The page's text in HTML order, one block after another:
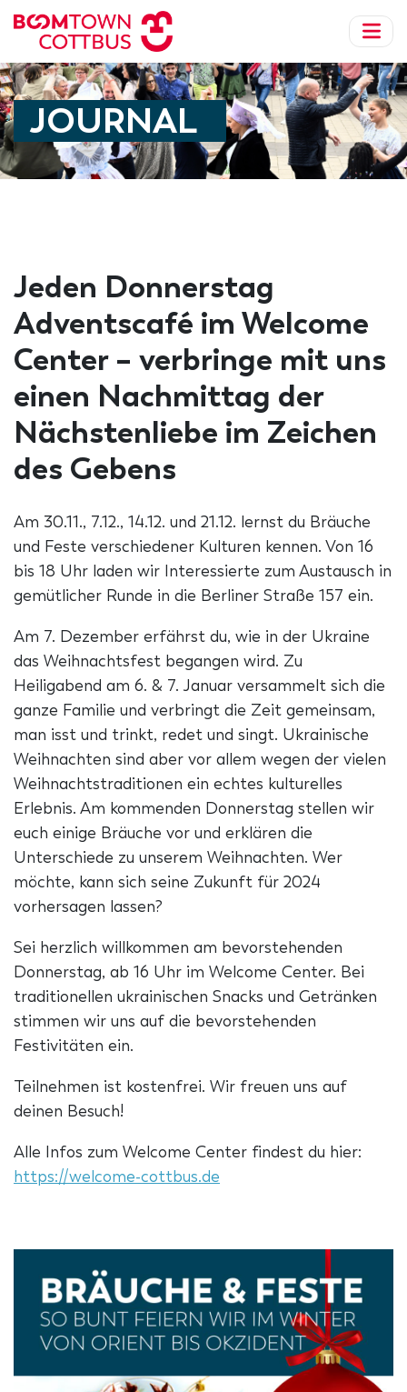
JOURNAL
Jeden Donnerstag
Adventscafé im Welcome
Center – verbringe mit uns
einen Nachmittag der
Nächstenliebe im Zeichen
des Gebens
Am 30.11., 7.12., 14.12. und 21.12. lernst du Bräuche
und Feste verschiedener Kulturen kennen. Von 16
bis 18 Uhr laden wir Interessierte zum Austausch in
gemütlicher Runde in die Berliner Straße 157 ein.
Am 7. Dezember erfährst du, wie in der Ukraine
das Weihnachtsfest begangen wird. Zu
Heiligabend am 6. & 7. Januar versammelt sich die
ganze Familie und verbringt die Zeit gemeinsam,
man isst und trinkt, redet und singt. Ukrainische
Weihnachten sind aber vor allem wegen der vielen
Weihnachtstraditionen ein echtes kulturelles
Erlebnis. Am kommenden Donnerstag stellen wir
euch einige Bräuche vor und erklären die
Unterschiede zu unserem Weihnachten. Wer
möchte, kann sich seine Zukunft für 2024
vorhersagen lassen?‍
Sei herzlich willkommen am bevorstehenden
Donnerstag, ab 16 Uhr im Welcome Center. Bei
traditionellen ukrainischen Snacks und Getränken
stimmen wir uns auf die bevorstehenden
Festivitäten ein.
Teilnehmen ist kostenfrei. Wir freuen uns auf
deinen Besuch!
Alle Infos zum Welcome Center findest du hier:
https://welcome-cottbus.de